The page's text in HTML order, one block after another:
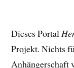
Dieses Portal
Projekt. Nichts
Anhängerschaft